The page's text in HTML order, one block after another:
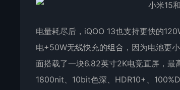
电量耗尽后，iQOO 13也支持更快的
电+50W无线快充的组合，因为电池更
面搭载了一块6.82英寸2K电竞直屏，最
1800nit、10bit色深、HDR10+、